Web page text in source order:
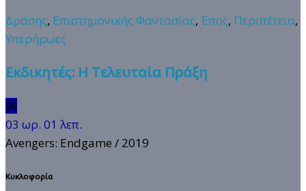
Δράσης, Επιστημονικής Φαντασίας, Έπος, Περιπέτεια,
Υπερήρωες
Εκδικητές: Η Τελευταία Πράξη
🆗
03 ωρ. 01 λεπ.
Avengers: Endgame / 2019
Κυκλοφορία